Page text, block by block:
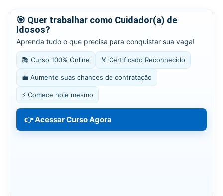
🎯 Quer trabalhar como Cuidador(a) de
Idosos?
Aprenda tudo o que precisa para conquistar sua vaga!
📚 Curso 100% Online 🏅 Certificado Reconhecido
💼 Aumente suas chances de contratação
⚡ Comece hoje mesmo
👉 Acessar Curso Agora